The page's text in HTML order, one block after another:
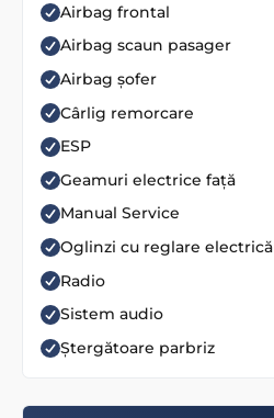
Airbag frontal
Airbag scaun pasager
Airbag șofer
Cârlig remorcare
ESP
Geamuri electrice față
Manual Service
Oglinzi cu reglare electrică
Radio
Sistem audio
Ștergătoare parbriz